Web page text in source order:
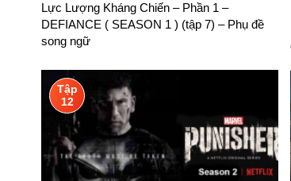
Lực Lượng Kháng Chiến – Phần 1 –
DEFIANCE ( SEASON 1 ) (tập 7) – Phụ đề
song ngữ
Tập
12